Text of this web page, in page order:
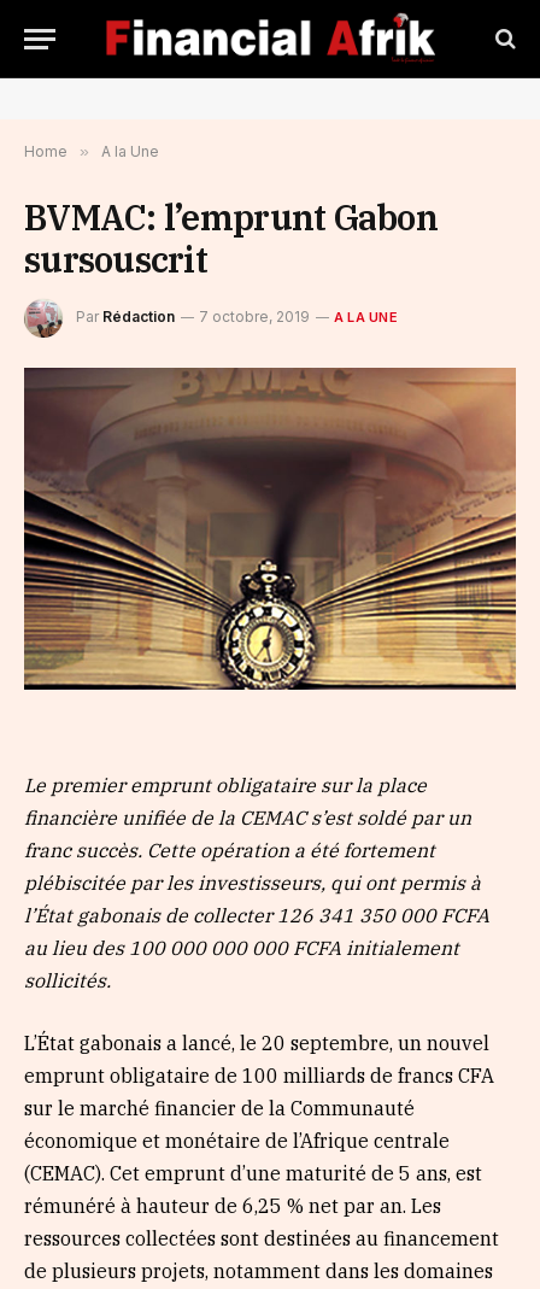
Home » A la Une
BVMAC: l’emprunt Gabon
sursouscrit
Par Rédaction 7 octobre, 2019 A LA UNE
Le premier emprunt obligataire sur la place
financière unifiée de la CEMAC s’est soldé par un
franc succès. Cette opération a été fortement
plébiscitée par les investisseurs, qui ont permis à
l’État gabonais de collecter 126 341 350 000 FCFA
au lieu des 100 000 000 000 FCFA initialement
sollicités.
L’État gabonais a lancé, le 20 septembre, un nouvel
emprunt obligataire de 100 milliards de francs CFA
sur le marché financier de la Communauté
économique et monétaire de l’Afrique centrale
(CEMAC). Cet emprunt d’une maturité de 5 ans, est
rémunéré à hauteur de 6,25 % net par an. Les
ressources collectées sont destinées au financement
de plusieurs projets, notamment dans les domaines